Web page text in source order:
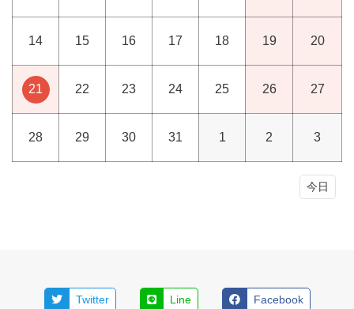
14 15 16 17 18 19 20
21 22 23 24 25 26 27
28 29 30 31 1 2 3
今日
Twitter Line Facebook